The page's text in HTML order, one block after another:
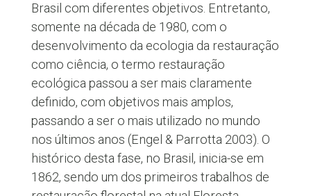
Brasil com diferentes objetivos. Entretanto,
somente na década de 1980, com o
desenvolvimento da ecologia da restauração
como ciência, o termo restauração
ecológica passou a ser mais claramente
definido, com objetivos mais amplos,
passando a ser o mais utilizado no mundo
nos últimos anos (Engel & Parrotta 2003). O
histórico desta fase, no Brasil, inicia-se em
1862, sendo um dos primeiros trabalhos de